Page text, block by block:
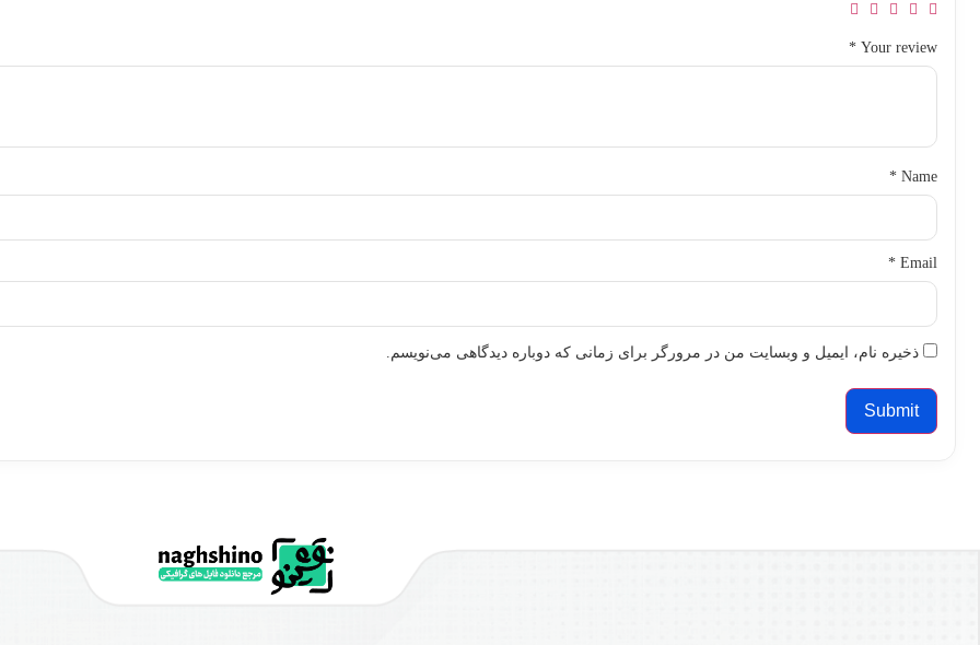
Your review
*
Name
*
Email
*
ذخیره نام، ایمیل و وبسایت من در مرورگر برای زمانی که دوباره دیدگاهی می‌نویسم.